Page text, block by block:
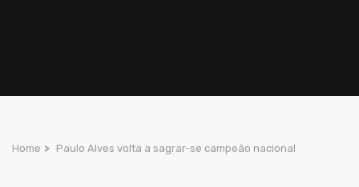
Home > Paulo Alves volta a sagrar-se campeão nacional